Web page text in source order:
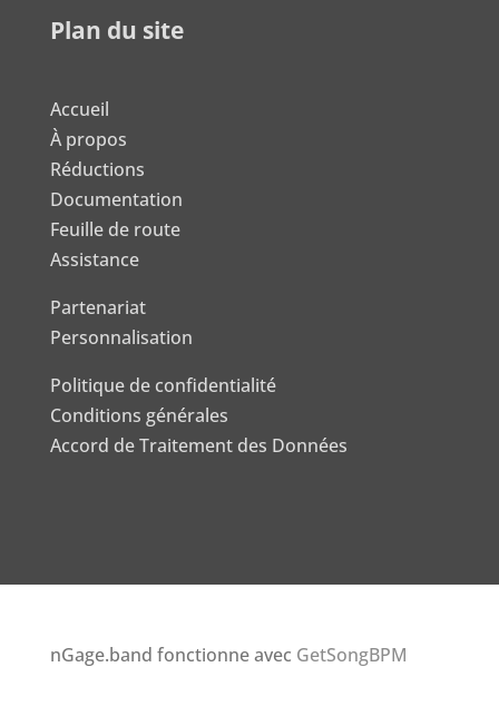
Plan du site
Accueil
À propos
Réductions
Documentation
Feuille de route
Assistance
Partenariat
Personnalisation
Politique de confidentialité
Conditions générales
Accord de Traitement des Données
nGage.band fonctionne avec GetSongBPM